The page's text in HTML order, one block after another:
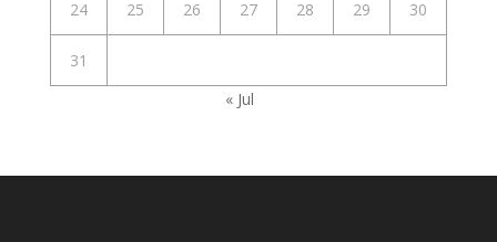
24 25 26 27 28 29 30
31
« Jul